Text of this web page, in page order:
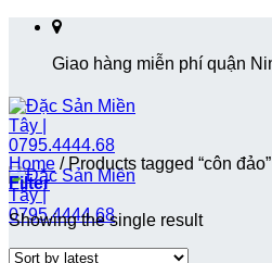
Skip
contentGiao hàng miễn phí quận
Home /Products tagged “côn đảo”
Filter
Showing the single result